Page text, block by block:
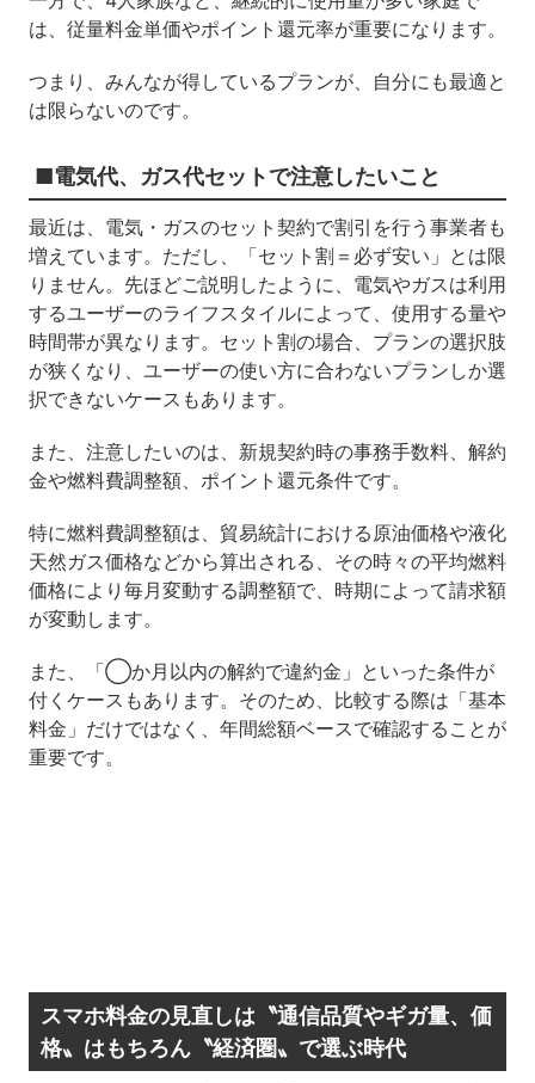
は、従量料金単価やポイント還元率が重要になります。
つまり、みんなが得しているプランが、自分にも最適と
は限らないのです。
■電気代、ガス代セットで注意したいこと
最近は、電気・ガスのセット契約で割引を行う事業者も
増えています。ただし、「セット割＝必ず安い」とは限
りません。先ほどご説明したように、電気やガスは利用
するユーザーのライフスタイルによって、使用する量や
時間帯が異なります。セット割の場合、プランの選択肢
が狭くなり、ユーザーの使い方に合わないプランしか選
択できないケースもあります。
また、注意したいのは、新規契約時の事務手数料、解約
金や燃料費調整額、ポイント還元条件です。
特に燃料費調整額は、貿易統計における原油価格や液化
天然ガス価格などから算出される、その時々の平均燃料
価格により毎月変動する調整額で、時期によって請求額
が変動します。
また、「◯か月以内の解約で違約金」といった条件が
付くケースもあります。そのため、比較する際は「基本
料金」だけではなく、年間総額ベースで確認することが
重要です。
スマホ料金の見直しは〝通信品質やギガ量、価
格〟はもちろん〝経済圏〟で選ぶ時代